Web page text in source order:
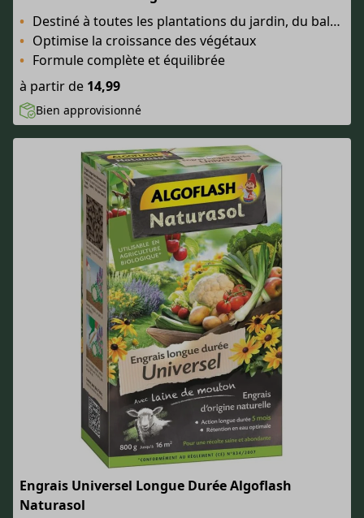
Destiné à toutes les plantations du jardin, du balcon et de la maison
Optimise la croissance des végétaux
Formule complète et équilibrée
à partir de 14,99
Bien approvisionné
Engrais Universel Longue Durée Algoflash
Naturasol